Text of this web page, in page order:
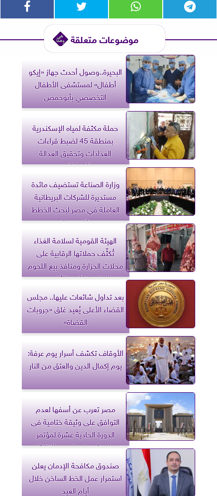
موضوعات متعلقة
البحيرة..وصول أحدث جهاز «إيكو
أطفال» لمستشفى الأطفال
التخصصي بأبوحمص
حملة مكثفة لمياه الإسكندرية
بمنطقة 45 لضبط قراءات
العدادات وتحقيق العدالة
للمواطنين
وزارة الصناعة تستضيف مائدة
مستديرة للشركات البريطانية
العاملة في مصر لبحث الخطط
التوسعية
الهيئة القومية لسلامة الغذاء
تُكثِّف حملاتها الرقابية على
محلات الجزارة ومنافذ بيع اللحوم
استعدادا لعيد الأضحى
بعد تداول شائعات عليها.. مجلس
القضاء الأعلى يُعيد غلق «جروبات
القضاة»
الأوقاف تكشف أسرار يوم عرفة:
يوم إكمال الدين والعتق من النار
مصر تعرب عن أسفها لعدم
التوافق على وثيقة ختامية فى
الدورة الحادية عشرة لمؤتمر
مراجعة معاهدة عدم الانتشار
صندوق مكافحة الإدمان يعلن
استمرار عمل الخط الساخن خلال
أيام العيد